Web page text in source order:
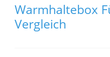
Warmhaltebox
Vergleich